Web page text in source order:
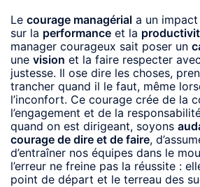
Le courage managérial a un
sur la performance et la
manager courageux sait poser un
une vision et la faire respecter
justesse. Il ose dire les choses,
trancher quand il le faut, même
l’inconfort. Ce courage crée de la
l’engagement et de la
quand on est dirigeant, soyons
courage de dire et de faire,
d’entraîner nos équipes dans le
l’erreur ne freine pas la réussite :
point de départ et le terreau des